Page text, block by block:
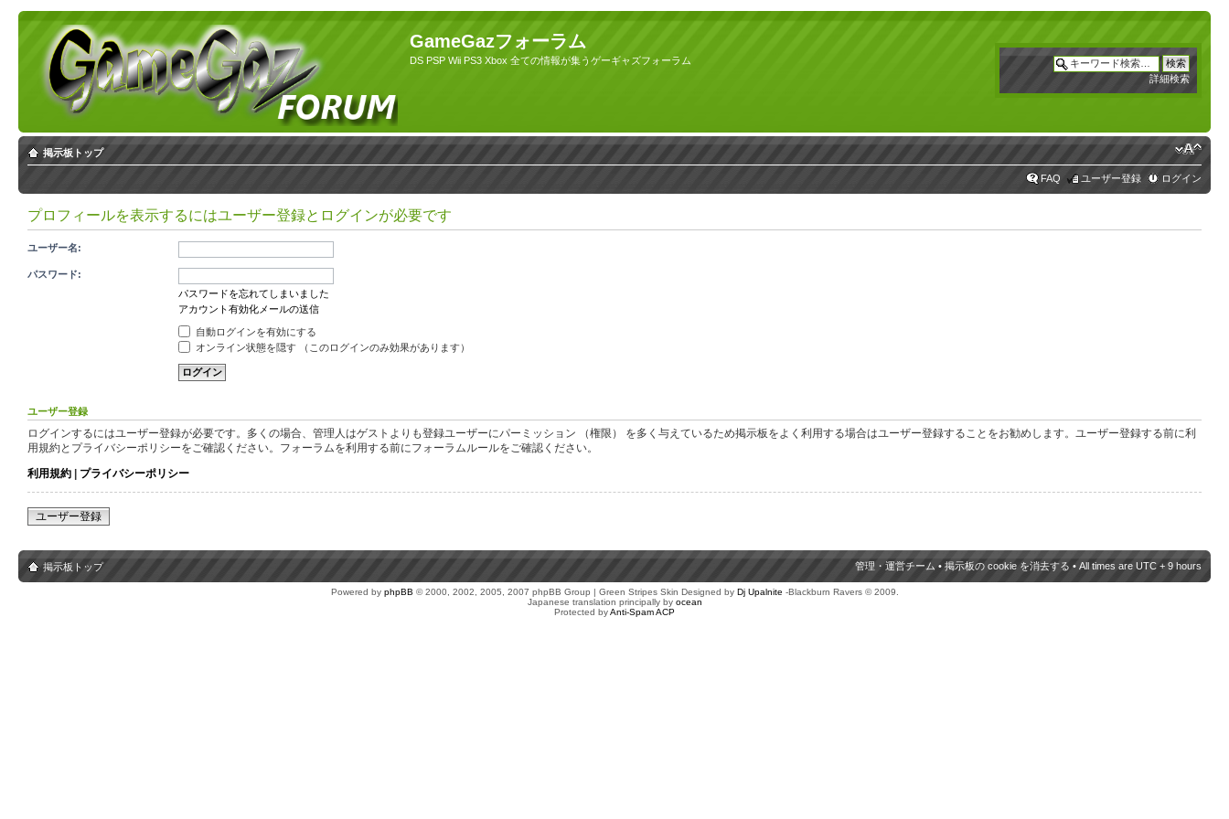
GameGazフォーラム
DS PSP Wii PS3 Xbox 全ての情報が集うゲーギャズフォーラム
詳細検索
掲示板トップ
FAQ ユーザー登録 ログイン
プロフィールを表示するにはユーザー登録とログインが必要です
ユーザー名:
パスワード:
パスワードを忘れてしまいました
アカウント有効化メールの送信
自動ログインを有効にする
オンライン状態を隠す （このログインのみ効果があります）
ユーザー登録
ログインするにはユーザー登録が必要です。多くの場合、管理人はゲストよりも登録ユーザーにパーミッション （権限） を多く与えているため掲示板をよく利用する場合はユーザー登録することをお勧めします。ユーザー登録する前に利
用規約とプライバシーポリシーをご確認ください。フォーラムを利用する前にフォーラムルールをご確認ください。
利用規約 | プライバシーポリシー
ユーザー登録
掲示板トップ 管理・運営チーム • 掲示板の cookie を消去する • All times are UTC + 9 hours
Powered by phpBB © 2000, 2002, 2005, 2007 phpBB Group | Green Stripes Skin Designed by Dj Upalnite -Blackburn Ravers © 2009.
Japanese translation principally by ocean
Protected byAnti-Spam ACP